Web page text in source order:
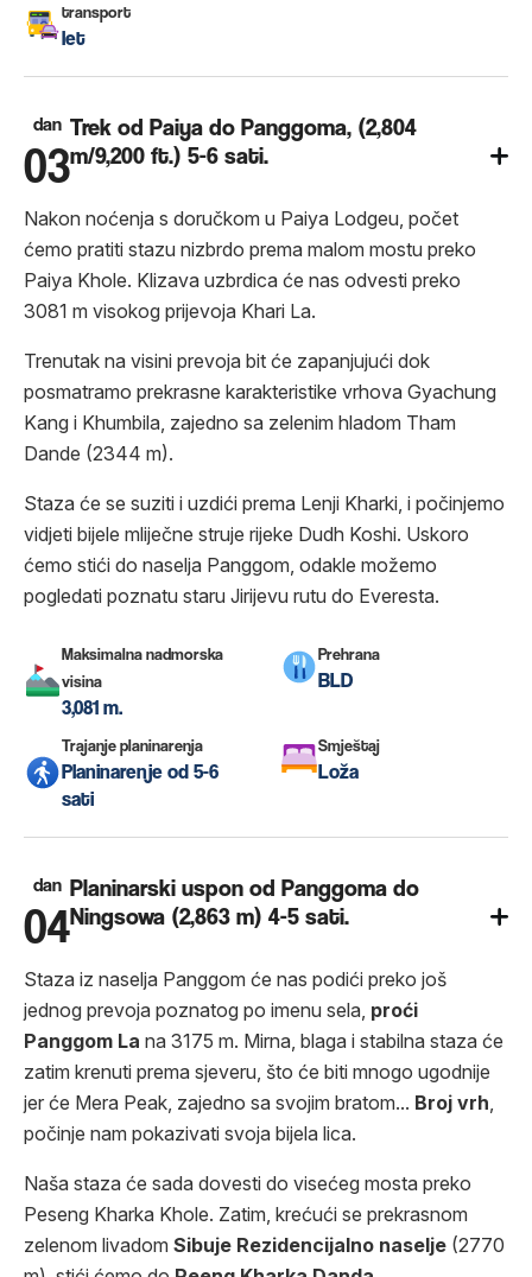
transport
let
dan
03
Trek od Paiya do Panggoma, (2,804
m/9,200 ft.) 5-6 sati.
Nakon noćenja s doručkom u Paiya Lodgeu, počet
ćemo pratiti stazu nizbrdo prema malom mostu preko
Paiya Khole. Klizava uzbrdica će nas odvesti preko
3081 m visokog prijevoja Khari La.
Trenutak na visini prevoja bit će zapanjujući dok
posmatramo prekrasne karakteristike vrhova Gyachung
Kang i Khumbila, zajedno sa zelenim hladom Tham
Dande (2344 m).
Staza će se suziti i uzdići prema Lenji Kharki, i počinjemo
vidjeti bijele mliječne struje rijeke Dudh Koshi. Uskoro
ćemo stići do naselja Panggom, odakle možemo
pogledati poznatu staru Jirijevu rutu do Everesta.
Maksimalna nadmorska
visina
3,081 m.
Prehrana
BLD
Trajanje planinarenja
Planinarenje od 5-6
sati
Smještaj
Loža
dan
04
Planinarski uspon od Panggoma do
Ningsowa (2,863 m) 4-5 sati.
Staza iz naselja Panggom će nas podići preko još
jednog prevoja poznatog po imenu sela, proći
Panggom La na 3175 m. Mirna, blaga i stabilna staza će
zatim krenuti prema sjeveru, što će biti mnogo ugodnije
jer će Mera Peak, zajedno sa svojim bratom... Broj vrh,
počinje nam pokazivati ​​svoja bijela lica.
Naša staza će sada dovesti do visećeg mosta preko
Peseng Kharka Khole. Zatim, krećući se prekrasnom
zelenom livadom Sibuje Rezidencijalno naselje (2770